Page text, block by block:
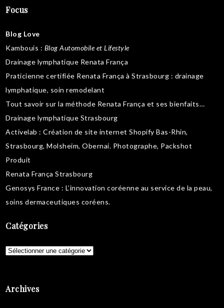
Focus
Blog Love
Kambouis : Blog Automobile et Lifestyle
Drainage lymphatique Renata França
Praticienne certifiée Renata França à Strasbourg : drainage
lymphatique, soin remodelant
Tout savoir sur la méthode Renata França et ses bienfaits…
Drainage lymphatique Strasbourg
Activelab : Création de site internet Shopify Bas-Rhin,
Strasbourg, Molsheim, Obernai. Photographe, Packshot
Produit
Renata França Strasbourg
Genosys France : L’innovation coréenne au service de la peau,
soins dermaceutiques coréens.
Catégories
Catégories
Archives